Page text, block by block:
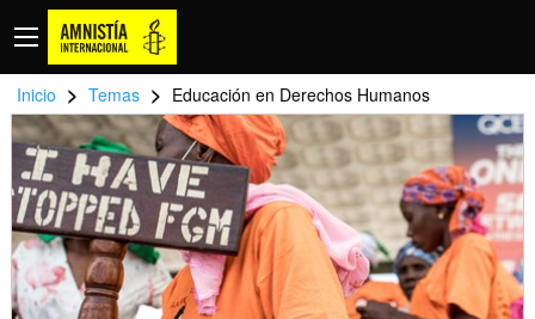
Inicio > Temas > Educación en Derechos Humanos